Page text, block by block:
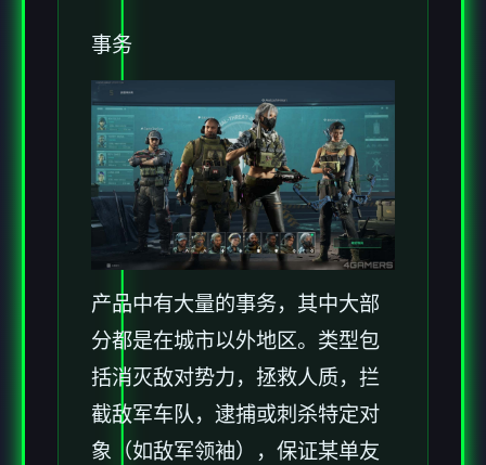
事务
产品中有大量的事务，其中大部
分都是在城市以外地区。类型包
括消灭敌对势力，拯救人质，拦
截敌军车队，逮捕或刺杀特定对
象（如敌军领袖），保证某单友